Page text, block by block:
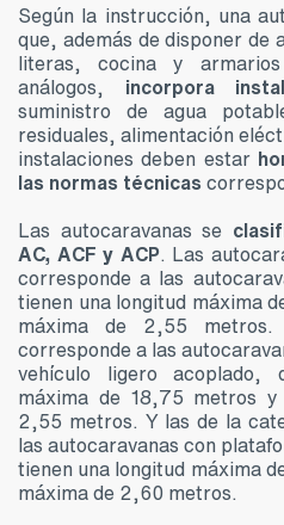
Según la instrucción, una
que, además de disponer de
literas, cocina y
análogos, incorpora
suministro de agua
residuales, alimentación
instalaciones deben estar
las normas técnicas
Las autocaravanas se
AC, ACF y ACP. Las
corresponde a las
tienen una longitud máxima
máxima de 2,55
corresponde a las
vehículo ligero acoplado,
máxima de 18,75 metros
2,55 metros. Y las de la
las autocaravanas con
tienen una longitud máxima
máxima de 2,60 metros.